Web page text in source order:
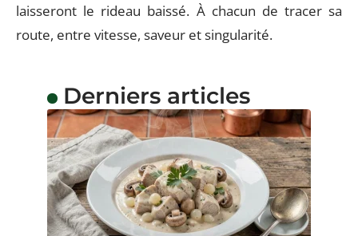
laisseront le rideau baissé. À chacun de tracer sa
route, entre vitesse, saveur et singularité.
Derniers articles